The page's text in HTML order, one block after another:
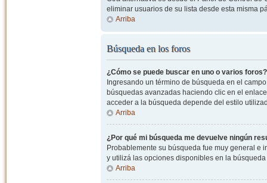
eliminar usuarios de su lista desde esta misma
Arriba
Búsqueda en los foros
¿Cómo se puede buscar en uno o varios foros?
Ingresando un término de búsqueda en el
búsquedas avanzadas haciendo clic en el
acceder a la búsqueda depende del estilo
Arriba
¿Por qué mi búsqueda me devuelve ningún
Probablemente su búsqueda fue muy general e
y utilizá las opciones disponibles en la
Arriba